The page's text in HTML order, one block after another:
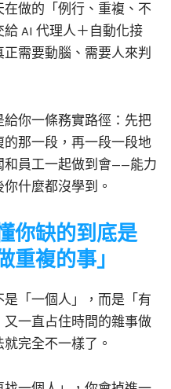
做的「例行、重複、不
AI 代理人＋自動化接
需要動腦、需要人來判
你一條務實路徑：先把
那一段，再一段一段地
和員工一起做到會——能力
什麼都沒學到。
你缺的到底是
重複的事」
「一個人」，而是「有
一直占住時間的雜事做
完全不一樣了。